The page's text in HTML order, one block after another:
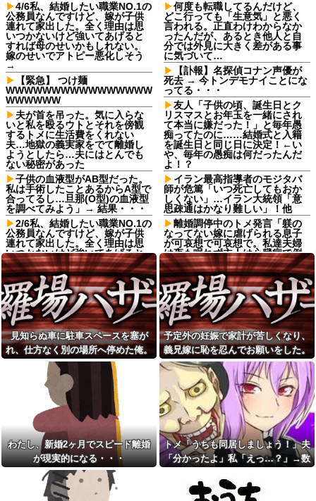
4/6私、結婚したい職業NO.1の
公務員なんですけど、嫁が子供
連れて家出した。全く理由は思
いつかないけど強いてあげると
すれば母のせいかもしれない。
嫁のせいでアトピー悪化しそう
→
【緊急】 つけ麺
WWWWWWWWWWWWWWWW
WWWWWW
夫が首を吊った。気に入らな
いと私を殴るウトとそれを傍観
するトメに生活費をくれない
夫…地獄の義実家をでて離婚し
ようとしたら…夫にはとんでも
ない秘密があった
子供の血液型がAB型だった。
私は手術したことあるからA型で
合ってるし…旦那(O型)の血液型
を調べてみよう」→ 結果・・・
2/6私、結婚したい職業NO.1の
公務員なんですけど、嫁が子供
連れて家出した。全く理由は思
いつかないけど強いてあげると
すれば母のせいかもしれない。
嫁のせいでアトピー悪化しそう
→
義弟嫁「先生の資格あるなら
子どもを教えて！」私「何度も
言うけど無理です」→断っても
しつこく食い下がられて…
トメ「うちも同居しましょ
う！」夫「分かったよ」私「え
っ…？」→数カ月後、夫が笑顔
で語った同居計画の中身にトメ
お年寄りの先生が毎日おやつ
くれる激安の寺子屋タイプの塾
に行ってる
俺の彼女が実家に帰省。つい
でに「お見合い」してたことが
発覚した
付き合っていない男子に家に
泊まらないかと誘われた。無理
だと断ったら「じゃあ付き合お
うよ」と返されて…
何度も転職してるんだけど、
どこ行っても「生意気」と悪く
言われる。正直わけわからなか
ったんだが、あるとき他人と自
分では外見に大きく差がある事
に気づいて…
【訃報】名探偵コナン声優が
死去 → 今トンデモナイことにな
ってる・・・
友人「子供の頃、誕生日とク
リスマスとお年玉を一緒にされ
て本当に嫌だった！」と毎年愚
痴ってたのに……結婚式と入籍
を誕生日と同じ日に決定！←い
や、毎年の愚痴は何だったんだ
よ！？
イラン最高指導者のモジタバ
師が危篤「いつ死亡してもおか
しくない」…イラン大統領「意
思疎通はかなり難しい」！他
離婚調停中のトメ発言「躾の
なってない嫁に虐げられる息子
が可哀想で可哀想で。私達夫婦
は夜も眠れず主人は心臓病で倒
れた。嫁子はヒトゴロシだ。逮
捕して欲しい」
トメ「お腹の子は孫と認めな
い！」とイキるクソトメに父親
不明のコトメ子を引き合いに出
した私。トメ「米軍の血筋
よ！」私「〇〇じゃないです
か」←得体の知れない〜はお前
（コトメ）のところだろｗ
「これを肯定的に書くとか頭
がどうかしてるのか？」と某メ
ディアの焚書称賛記事にツッコ
ミ殺到、自分で本屋を作るとか
そういう話かと思ったら……
【悲報】ジャンポケ斉藤の
妻、夫の求刑7年の翌日に
Instagram更新「スパイダーマン
楽しすぎた！」
【悲報】東科大医学部卒の美
人YouTuber、直美で炎上ｗｗｗ
介護の仕事してるけど質問あ
見知らぬ車に駐車スペースを塞が
れ、仕方なく別の場所へ停めた俺。
気づけばパトカーまで来る騒ぎにな
って…
予定外の妊娠で家計が苦しくなり、
義兄嫁に恥を忍んでお願いをした。
その返事が予想外すぎて…
わたし、新婚2ヶ月でスピード離婚
が現実的になる・・・
トメ「うちも同居しましょう！」夫
「分かったよ」私「えっ…？」→数
の中身にトメ絶句…